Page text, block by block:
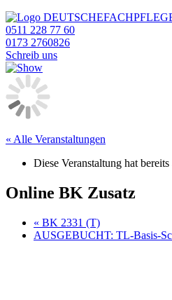
0511 228 77 60
0173 2760826
Schreib uns
« Alle Veranstaltungen
Diese Veranstaltung hat
Online BK Zusatz
« BK 2331 (T)
AUSGEBUCHT: TL-Basis-